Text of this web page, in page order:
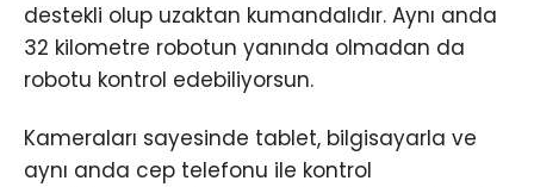
destekli olup uzaktan kumandalıdır. Aynı anda
32 kilometre robotun yanında olmadan da
robotu kontrol edebiliyorsun.
Kameraları sayesinde tablet, bilgisayarla ve
aynı anda cep telefonu ile kontrol